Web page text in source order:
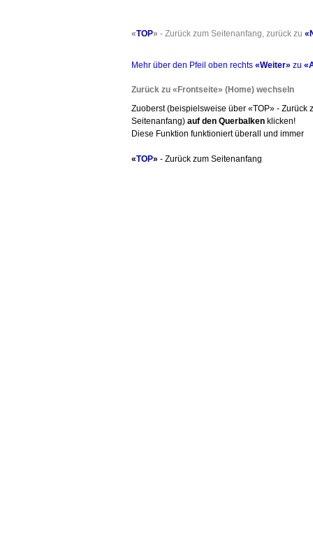
«TOP» - Zurück zum Seitenanfang, zurück zu
Mehr über den Pfeil oben rechts «Weiter» zu
Zurück zu «Frontseite» (Home) wechseln
Zuoberst (beispielsweise über «TOP» - Zurück
Seitenanfang) auf den Querbalken klicken!
Diese Funktion funktioniert überall und immer
«TOP» - Zurück zum Seitenanfang